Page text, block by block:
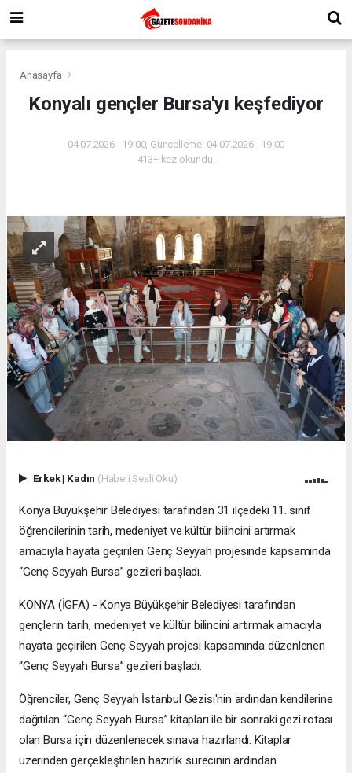
Anasayfa
Konyalı gençler Bursa'yı keşfediyor
04.07.2026 - 19:00, Güncelleme: 04.07.2026 - 19:00
413+ kez okundu.
Erkek| Kadın (Haberi Sesli Oku)
Konya Büyükşehir Belediyesi tarafından 31 ilçedeki 11. sınıf
öğrencilerinin tarih, medeniyet ve kültür bilincini artırmak
amacıyla hayata geçirilen Genç Seyyah projesinde kapsamında
“Genç Seyyah Bursa” gezileri başladı.
KONYA (İGFA) - Konya Büyükşehir Belediyesi tarafından
gençlerin tarih, medeniyet ve kültür bilincini artırmak amacıyla
hayata geçirilen Genç Seyyah projesi kapsamında düzenlenen
“Genç Seyyah Bursa” gezileri başladı.
Öğrenciler, Genç Seyyah İstanbul Gezisi'nin ardından kendilerine
dağıtılan “Genç Seyyah Bursa” kitapları ile bir sonraki gezi rotası
olan Bursa için düzenlenecek sınava hazırlandı. Kitaplar
üzerinden gerçekleştirilen hazırlık sürecinin ardından